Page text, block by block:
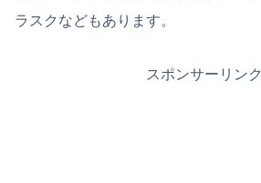
ラスクなどもあります。
スポンサーリンク